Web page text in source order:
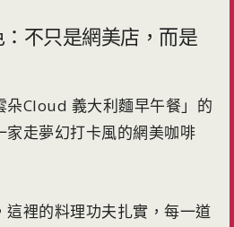
不只是網美店，而是
朵Cloud 義大利麵早午餐」的
家走夢幻打卡風的網美咖啡
裡的料理功夫扎實，每一道